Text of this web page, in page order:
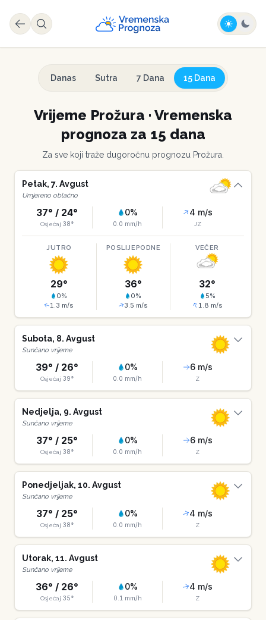
Danas Sutra 7 Dana 15 Dana
Vrijeme Prožura · Vremenska
prognoza za 15 dana
Za sve koji traže dugoročnu prognozu Prožura
Petak, 7. Avgust
Umjereno oblačno
37° / 24°
Osjećaj 38°
0%
0.0 mm/h
4 m/s
JZ
JUTRO
29°
0%
1.3 m/s
POSLIJEPODNE
36°
0%
3.5 m/s
VEČER
32°
5%
1.8 m/s
Subota, 8. Avgust
Sunčano vrijeme
39° / 26°
Osjećaj 39°
0%
0.0 mm/h
6m/s
Z
Nedjelja, 9. Avgust
Sunčano vrijeme
37° / 25°
Osjećaj 38°
0%
0.0 mm/h
6m/s
Z
Ponedjeljak, 10. Avgust
Sunčano vrijeme
37° / 25°
Osjećaj 38°
0%
0.0 mm/h
4 m/s
Z
Utorak, 11. Avgust
Sunčano vrijeme
36° / 26°
Osjećaj 35°
0%
0.1 mm/h
4 m/s
Z